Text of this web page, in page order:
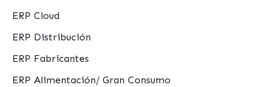
ERP Cloud
ERP Distribución
ERP Fabricantes
ERP Alimentación/ Gran Consumo